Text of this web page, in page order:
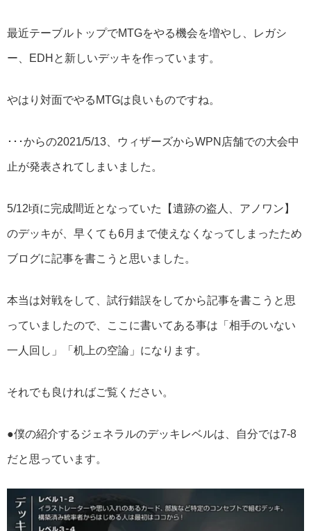
最近テーブルトップでMTGをやる機会を増やし、レガシ
ー、EDHと新しいデッキを作っています。
やはり対面でやるMTGは良いものですね。
･･･からの2021/5/13、ウィザーズからWPN店舗での大会中
止が発表されてしまいました。
5/12頃に完成間近となっていた【遺跡の盗人、アノワン】
のデッキが、早くても6月まで使えなくなってしまったため
ブログに記事を書こうと思いました。
本当は対戦をして、試行錯誤をしてから記事を書こうと思
っていましたので、ここに書いてある事は「相手のいない
一人回し」「机上の空論」になります。
それでも良ければご覧ください。
●僕の紹介するジェネラルのデッキレベルは、自分では7-8
だと思っています。